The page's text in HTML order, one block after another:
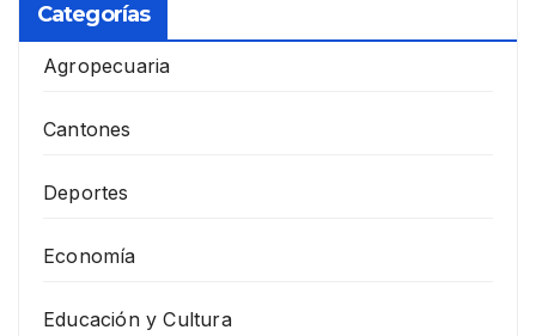
Categorías
Agropecuaria
Cantones
Deportes
Economía
Educación y Cultura